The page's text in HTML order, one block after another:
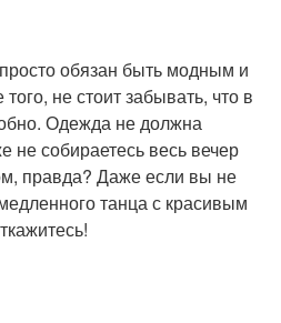
обязан быть модным и
не стоит забывать, что в
Одежда не должна
не собираетесь весь вечер
правда? Даже если вы не
танца с красивым